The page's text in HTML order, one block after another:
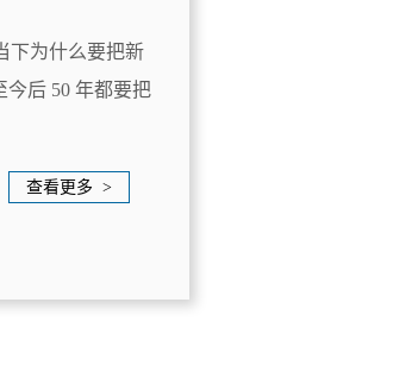
下为什么要把新
今后 50 年都要把
查看更多 >